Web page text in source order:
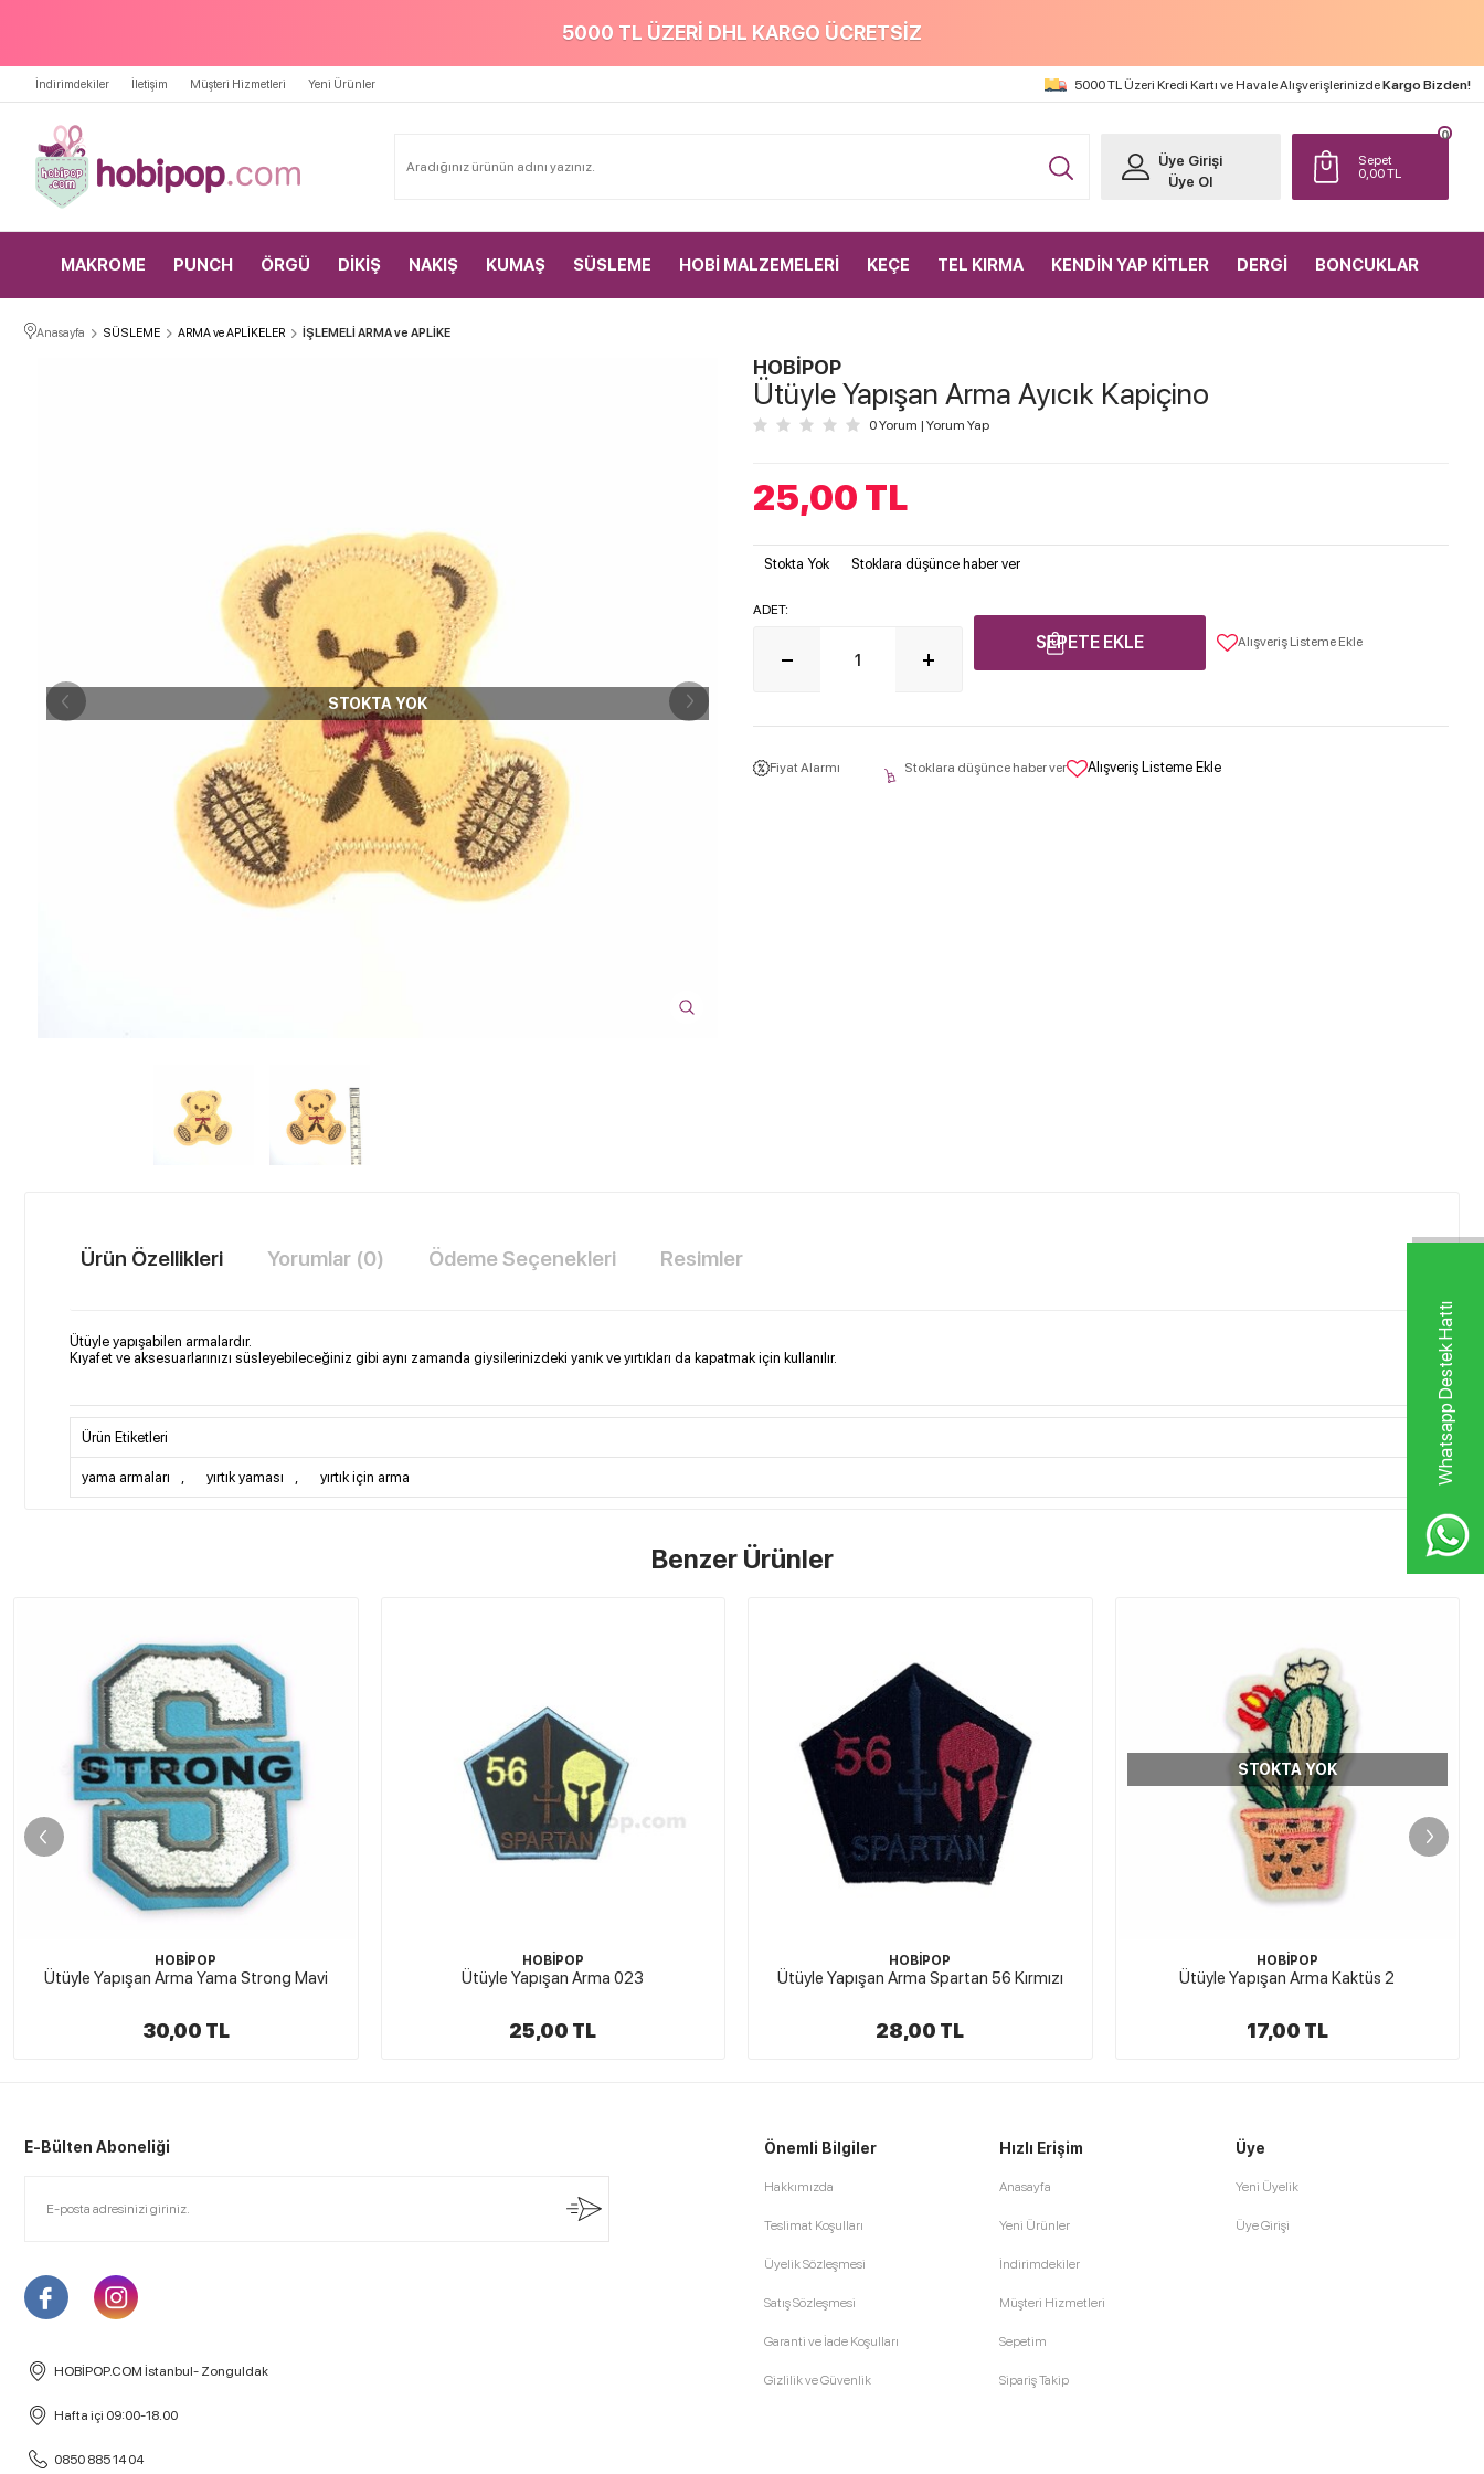
Whatsapp Destek Hattı
5000 TL ÜZERİ DHL KARGO ÜCRETSİZ
İndirimdekiler İletişim Müşteri Hizmetleri Yeni Ürünler 5000 TL Üzeri Kredi Kartı ve Havale AlışverişlerinizdeKargo Bizden!
Sepet
0,00TL
0
Üye Girişi
Üye Ol
MAKROME PUNCH ÖRGÜ DİKİŞ NAKIŞ KUMAŞ SÜSLEME HOBİ MALZEMELERİ KEÇE TEL KIRMA KENDİN YAP KİTLER DERGİ BONCUKLAR
Anasayfa SÜSLEME ARMA ve APLİKELER İŞLEMELİ ARMA ve APLİKE
STOKTA YOK
HOBİPOP
Ütüyle Yapışan Arma Ayıcık Kapiçino
0 Yorum | Yorum Yap
25,00 TL
Stokta Yok Stoklara düşünce haber ver
ADET:
SEPETE EKLE Alışveriş Listeme Ekle
Fiyat Alarmı Stoklara düşünce haber ver Alışveriş Listeme Ekle
Ürün Özellikleri Yorumlar (0) Ödeme Seçenekleri Resimler
Ütüyle yapışabilen armalardır.
Kıyafet ve aksesuarlarınızı süsleyebileceğiniz gibi aynı zamanda giysilerinizdeki yanık ve yırtıkları da kapatmak için kullanılır.
Ürün Etiketleri
yama armaları , yırtık yaması , yırtık için arma
Benzer Ürünler
HOBİPOP
Ütüyle Yapışan Arma 023
25,00 TL
HOBİPOP
Ütüyle Yapışan Arma Spartan 56 Kırmızı
28,00 TL
STOKTA YOK
HOBİPOP
Ütüyle Yapışan Arma Kaktüs 2
17,00 TL
STOKTA YOK
HOBİPOP
Ütüyle Yapışan Arma Pamuk Prenses
15,00 TL
E-Bülten Aboneliği
HOBİPOP.COM İstanbul- Zonguldak
Hafta içi 09:00-18.00
0850 885 14 04
Önemli Bilgiler
Hakkımızda
Teslimat Koşulları
Üyelik Sözleşmesi
Satış Sözleşmesi
Garanti ve İade Koşulları
Gizlilik ve Güvenlik
Hızlı Erişim
Anasayfa
Yeni Ürünler
İndirimdekiler
Müşteri Hizmetleri
Sepetim
Sipariş Takip
Üye
Yeni Üyelik
Üye Girişi